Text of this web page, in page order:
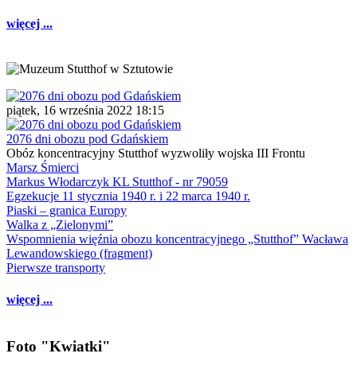
więcej ...
piątek, 16 września 2022 18:15
2076 dni obozu pod Gdańskiem
Obóz koncentracyjny Stutthof wyzwoliły wojska III Frontu
Marsz Śmierci
Markus Włodarczyk KL Stutthof - nr 79059
Egzekucje 11 stycznia 1940 r. i 22 marca 1940 r.
Piaski – granica Europy
Walka z „Zielonymi”
Wspomnienia więźnia obozu koncentracyjnego „Stutthof” Wacława
Lewandowskiego (fragment)
Pierwsze transporty
więcej ...
Foto "Kwiatki"